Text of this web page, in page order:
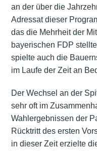
an der über die
Adressat dieser
das die Mehrheit der
bayerischen FDP
spielte auch die
im Laufe der Zeit an
Der Wechsel an der
sehr oft im
Wahlergebnissen der
Rücktritt des ersten
in dieser Zeit erzielte